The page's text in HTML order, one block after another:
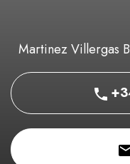
Martinez Villergas